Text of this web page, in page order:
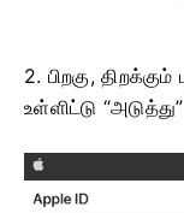
2. பிறகு,
உள்ளிட்டு